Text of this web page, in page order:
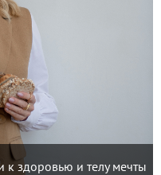
здоровью и телу мечты